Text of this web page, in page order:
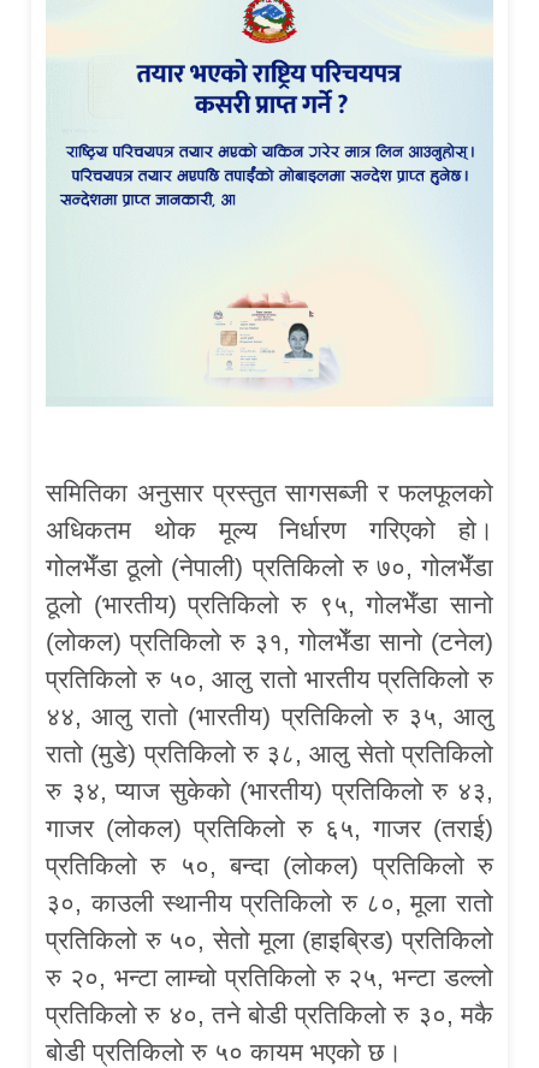
समितिका अनुसार प्रस्तुत सागसब्जी र फलफूलको
अधिकतम थोक मूल्य निर्धारण गरिएको हो।
गोलभेँडा ठूलो (नेपाली) प्रतिकिलो रु ७०, गोलभेँडा
ठूलो (भारतीय) प्रतिकिलो रु ९५, गोलभेँडा सानो
(लोकल) प्रतिकिलो रु ३१, गोलभेँडा सानो (टनेल)
प्रतिकिलो रु ५०, आलु रातो भारतीय प्रतिकिलो रु
४४, आलु रातो (भारतीय) प्रतिकिलो रु ३५, आलु
रातो (मुडे) प्रतिकिलो रु ३८, आलु सेतो प्रतिकिलो
रु ३४, प्याज सुकेको (भारतीय) प्रतिकिलो रु ४३,
गाजर (लोकल) प्रतिकिलो रु ६५, गाजर (तराई)
प्रतिकिलो रु ५०, बन्दा (लोकल) प्रतिकिलो रु
३०, काउली स्थानीय प्रतिकिलो रु ८०, मूला रातो
प्रतिकिलो रु ५०, सेतो मूला (हाइब्रिड) प्रतिकिलो
रु २०, भन्टा लाम्चो प्रतिकिलो रु २५, भन्टा डल्लो
प्रतिकिलो रु ४०, तने बोडी प्रतिकिलो रु ३०, मकै
बोडी प्रतिकिलो रु ५० कायम भएको छ।